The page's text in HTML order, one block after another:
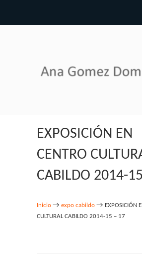
EXPOSICIÓN EN
CENTRO
CABILDO 2014-
Inicio → expo cabildo → EXPOSICIÓN
CULTURAL CABILDO 2014-15 – 17